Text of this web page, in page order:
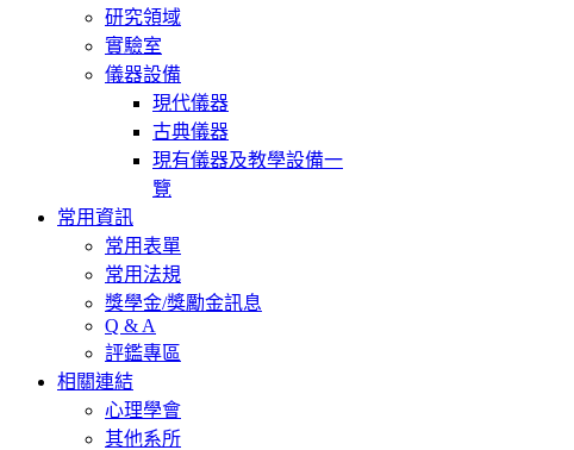
研究領域
實驗室
儀器設備
現代儀器
古典儀器
現有儀器及教學設備一
覽
常用資訊
常用表單
常用法規
獎學金/獎勵金訊息
Q & A
評鑑專區
相關連結
心理學會
其他系所